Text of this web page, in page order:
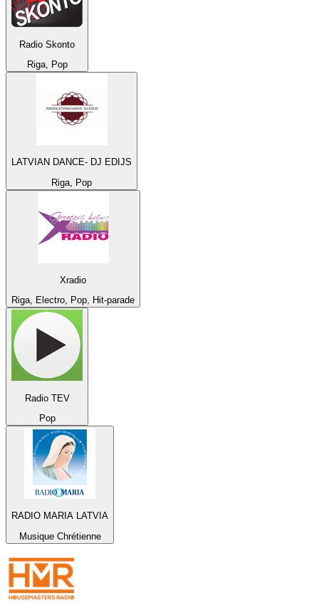
Radio Skonto
Riga, Pop
LATVIAN DANCE- DJ EDIJS
Riga, Pop
Xradio
Riga, Electro, Pop, Hit-parade
Radio TEV
Pop
RADIO MARIA LATVIA
Musique Chrétienne